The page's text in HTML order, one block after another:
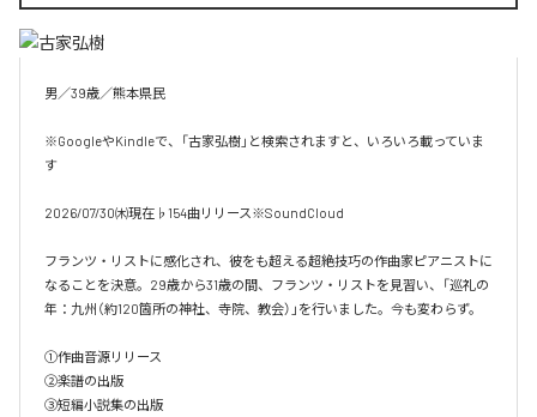
男／39歳／熊本県民
※GoogleやKindleで、「古家弘樹」と検索されますと、いろいろ載っていま
す
2026/07/30㈭現在♭154曲リリース※SoundCloud
フランツ・リストに感化され、彼をも超える超絶技巧の作曲家ピアニストに
なることを決意。29歳から31歳の間、フランツ・リストを見習い、「巡礼の
年：九州（約120箇所の神社、寺院、教会）」を行いました。今も変わらず。
①作曲音源リリース
②楽譜の出版
③短編小説集の出版